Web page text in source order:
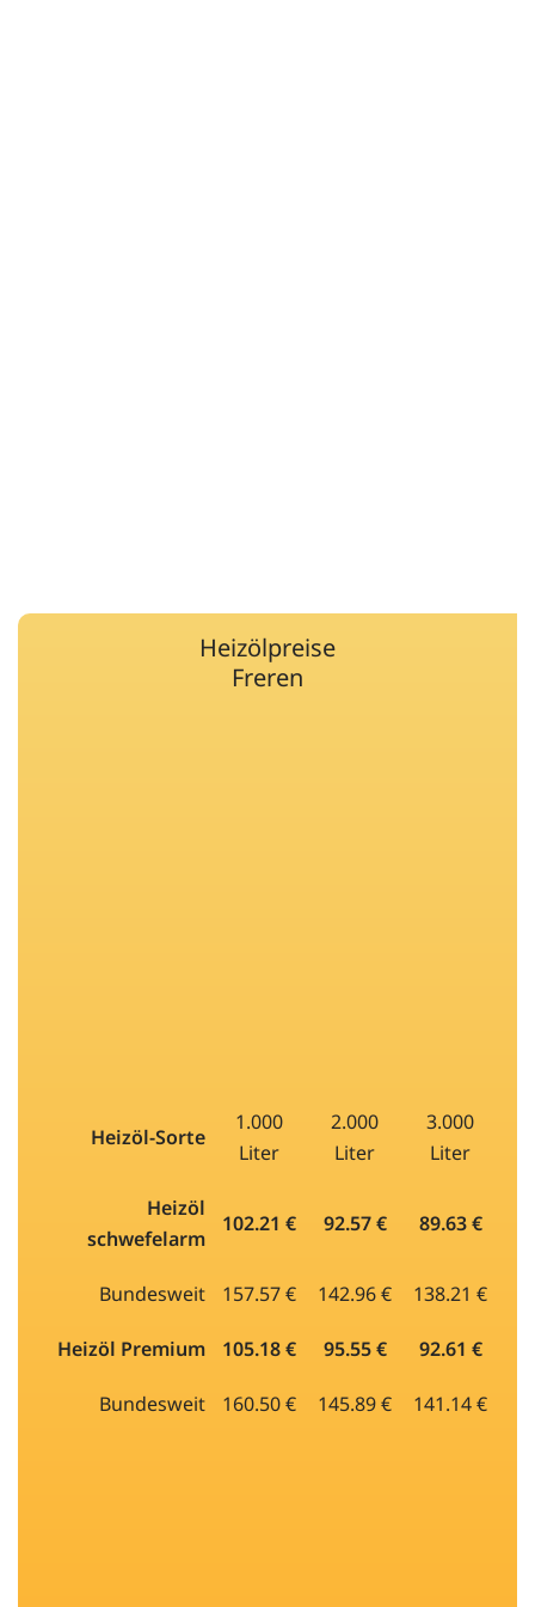
Heizölpreise
Freren
Heizöl-Sorte
1.000
Liter
2.000
Liter
3.000
Liter
Heizöl
schwefelarm
102.21 € 92.57 € 89.63 €
Bundesweit 157.57 € 142.96 € 138.21 €
Heizöl Premium 105.18 € 95.55 € 92.61 €
Bundesweit 160.50 € 145.89 € 141.14 €